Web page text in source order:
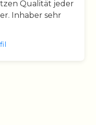
Qualität jeder
Inhaber sehr